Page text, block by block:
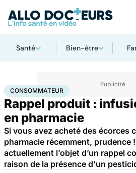
Santé Bien-être
AccueilSantéConsommateur
CONSOMMATEUR
Rappel produit :
en pharmacie
Si vous avez acheté des écorces
pharmacie récemment, prudence
actuellement l’objet d’un rappel
raison de la présence d'un